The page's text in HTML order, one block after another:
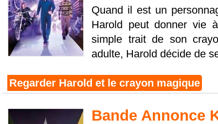
Quand il est un
Harold peut donner vie
simple trait de son
adulte, Harold décide de
Regarder Harold et le crayon magique
Bande Annonce